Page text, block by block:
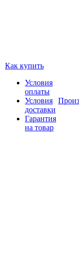
Как купить
Условия
оплаты
Условия
доставки
Гарантия
на товар